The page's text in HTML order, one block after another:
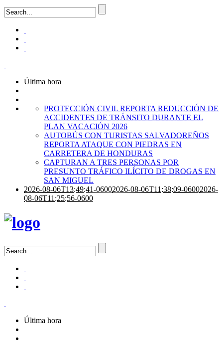
Última hora
PROTECCIÓN CIVIL REPORTA REDUCCIÓN DE
ACCIDENTES DE TRÁNSITO DURANTE EL
PLAN VACACIÓN 2026
AUTOBÚS CON TURISTAS SALVADOREÑOS
REPORTA ATAQUE CON PIEDRAS EN
CARRETERA DE HONDURAS
CAPTURAN A TRES PERSONAS POR
PRESUNTO TRÁFICO ILÍCITO DE DROGAS EN
SAN MIGUEL
2026-08-06T13:49:41-06002026-08-06T11:38:09-06002026-
08-06T11:25:56-0600
Última hora